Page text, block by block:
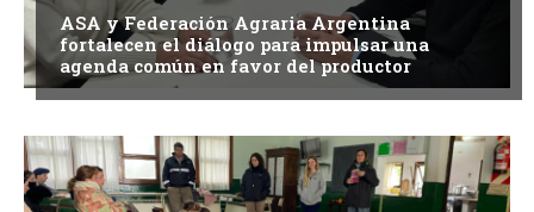
ASA y Federación Agraria Argentina
fortalecen el diálogo para impulsar una
agenda común en favor del productor